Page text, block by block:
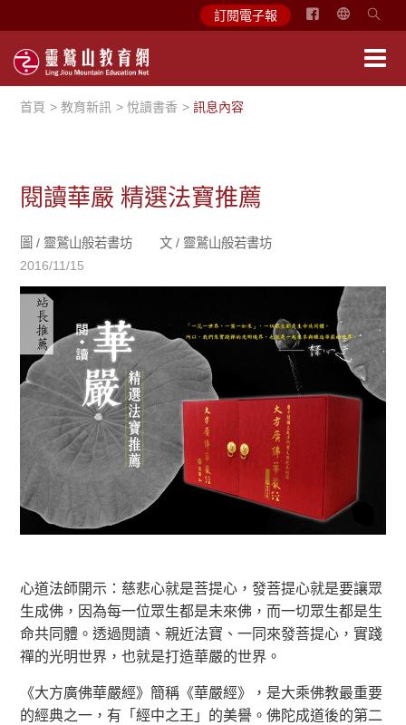
訂閱電子報
简
首頁 教育新訊 悅讀書香 訊息內容
閱讀華嚴 精選法寶推薦
圖 / 靈鷲山般若書坊 文 / 靈鷲山般若書坊
2016/11/15
心道法師開示：慈悲心就是菩提心，發菩提心就是要讓眾
生成佛，因為每一位眾生都是未來佛，而一切眾生都是生
命共同體。透過閱讀、親近法寶、一同來發菩提心，實踐
禪的光明世界，也就是打造華嚴的世界。
《大方廣佛華嚴經》簡稱《華嚴經》，是大乘佛教最重要
的經典之一，有「經中之王」的美譽。佛陀成道後的第二